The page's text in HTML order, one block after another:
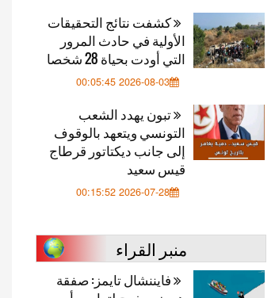
كشفت نتائج التحقيقات
الأولية في حادث المرور
التي أودت بحياة 28 شخصا
2026-08-03 00:05:45
تبون يهدد الشعب
التونسي ويتعهد بالوقوف
إلى جانب ديكتاتور قرطاج
قيس سعيد
2026-07-28 00:15:52
منبر القراء
فايننشال تايمز: صفقة